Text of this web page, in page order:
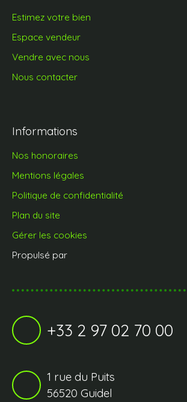
Estimez votre bien
Espace vendeur
Vendre avec nous
Nous contacter
Informations
Nos honoraires
Mentions légales
Politique de confidentialité
Plan du site
Gérer les cookies
Propulsé par
+33 2 97 02 70 00
1 rue du Puits
56520 Guidel